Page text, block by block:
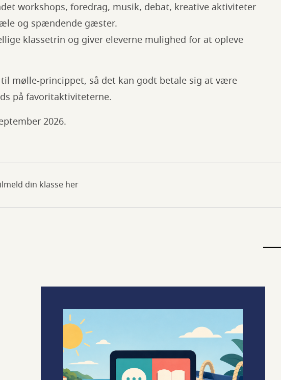
workshops, foredrag, musik, debat, kreative aktiviteter
og spændende gæster.
klassetrin og giver eleverne mulighed for at opleve
mølle-princippet, så det kan godt betale sig at være
på favoritaktiviteterne.
2026.
din klasse her